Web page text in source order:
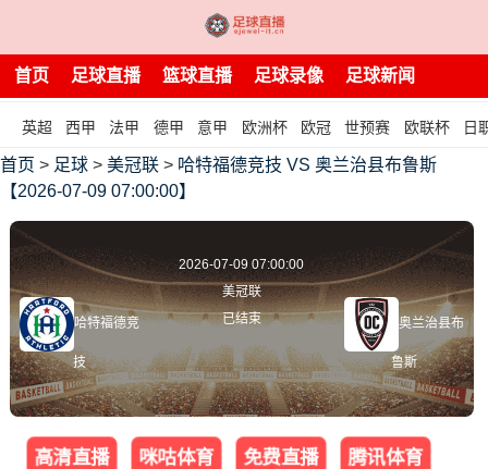
首页 足球直播 篮球直播 足球录像 足球新闻
英超 西甲 法甲 德甲 意甲 欧洲杯 欧冠 世预赛 欧联杯 日
首页 > 足球 > 美冠联 > 哈特福德竞技 VS 奥兰治县布鲁斯
【2026-07-09 07:00:00】
哈特福德竞
技
2026-07-09 07:00:00
美冠联
已结束
奥兰治县布
鲁斯
高清直播 咪咕体育 免费直播 腾讯体育